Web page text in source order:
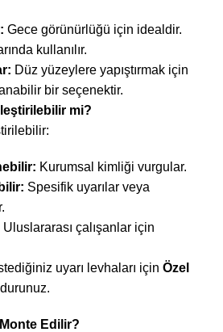
Gece görünürlüğü için idealdir.
kullanılır.
Düz yüzeylere yapıştırmak için
bir seçenektir.
mi?
Kurumsal kimliği vurgular.
Spesifik uyarılar veya
Uluslararası çalışanlar için
uyarı levhaları için Özel
Monte Edilir?